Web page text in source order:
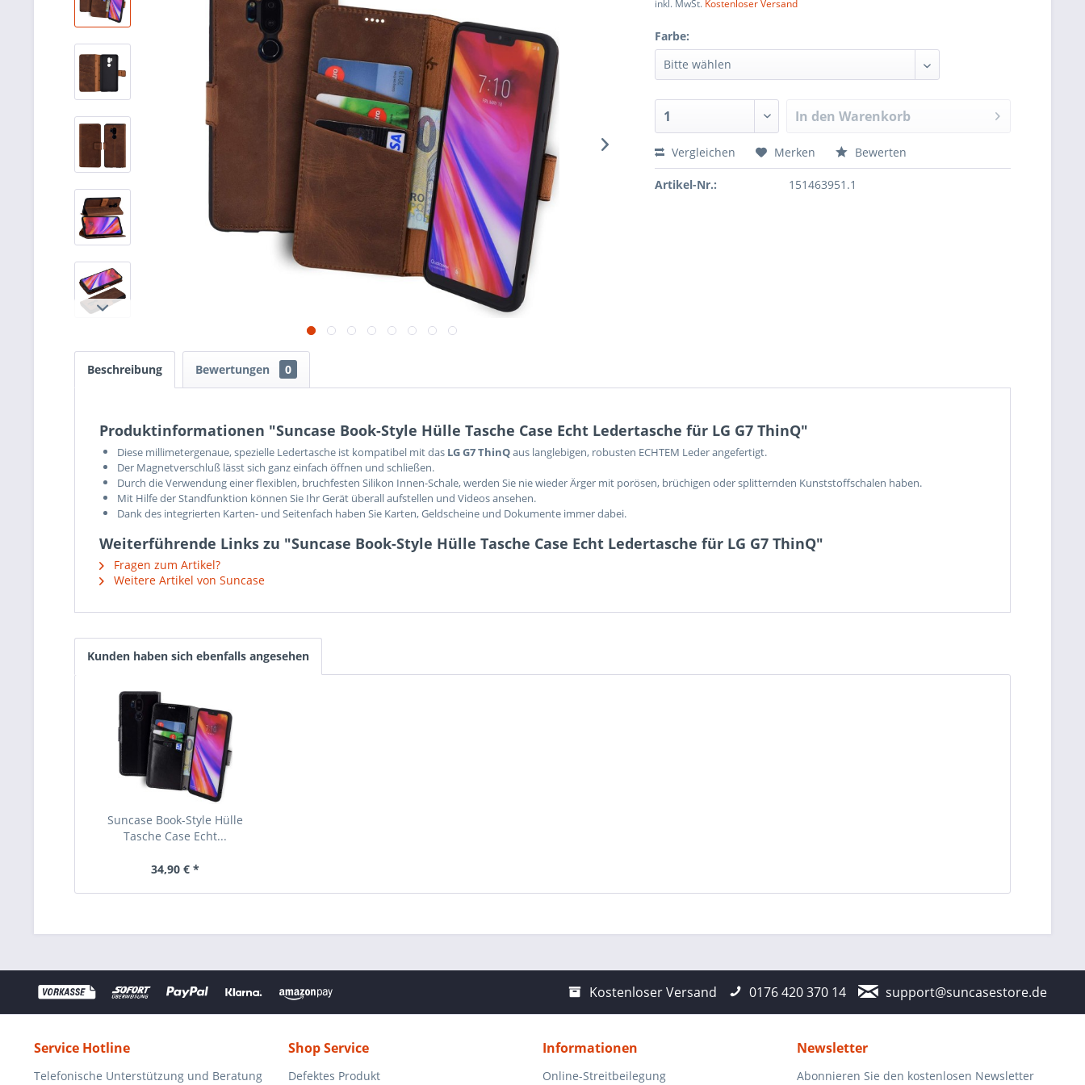
inkl. MwSt. Kostenloser Versand
Farbe:
In den Warenkorb
Vergleichen Merken Bewerten
Artikel-Nr.: 151463951.1
Beschreibung Bewertungen 0
Produktinformationen "Suncase Book-Style Hülle Tasche Case Echt Ledertasche für LG G7 ThinQ"
Diese millimetergenaue, spezielle Ledertasche ist kompatibel mit das LG G7 ThinQaus langlebigen, robusten ECHTEM Leder angefertigt.
Der Magnetverschluß lässt sich ganz einfach öffnen und schließen.
Durch die Verwendung einer flexiblen, bruchfesten Silikon Innen-Schale, werden Sie nie wieder Ärger mit porösen, brüchigen oder splitternden Kunststoffschalen haben.
Mit Hilfe der Standfunktion können Sie Ihr Gerät überall aufstellen und Videos ansehen.
Dank des integrierten Karten- und Seitenfach haben Sie Karten, Geldscheine und Dokumente immer dabei.
Weiterführende Links zu "Suncase Book-Style Hülle Tasche Case Echt Ledertasche für LG G7 ThinQ"
Fragen zum Artikel?
Weitere Artikel von Suncase
Kunden haben sich ebenfalls angesehen
Suncase Book-Style Hülle
Tasche Case Echt...
34,90 € *
Kostenloser Versand 0176 420 370 14 support@suncasestore.de
Service Hotline
Telefonische Unterstützung und Beratung
Shop Service
Defektes Produkt
Informationen
Online-Streitbeilegung
Newsletter
Abonnieren Sie den kostenlosen Newsletter